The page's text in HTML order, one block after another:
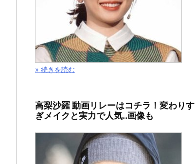
ド
ラ
マ
「天
» 続きを読む
高梨沙羅 動画リレーはコチラ！変わりす
ぎメイクと実力で人気..画像も